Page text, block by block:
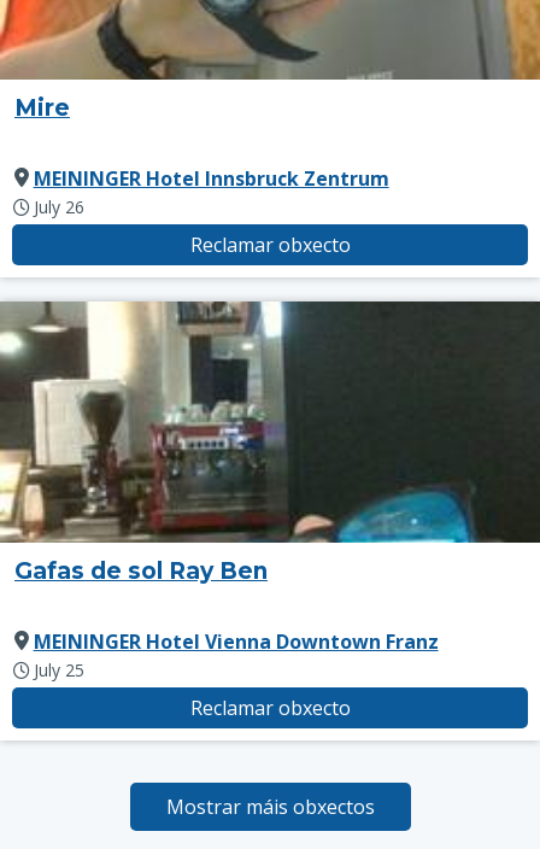
Mire
MEININGER Hotel Innsbruck Zentrum
July 26
Reclamar obxecto
Gafas de sol Ray Ben
MEININGER Hotel Vienna Downtown Franz
July 25
Reclamar obxecto
Mostrar máis obxectos